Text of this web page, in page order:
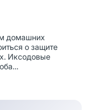
домашних
о защите
Иксодовые